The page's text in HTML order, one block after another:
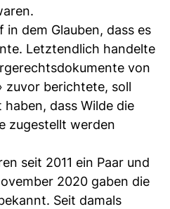
dem Glauben, dass es
Letztendlich handelte
von
zuvor berichtete, soll
dass Wilde die
zugestellt werden
seit 2011 ein Paar und
2020 gaben die
Seit damals